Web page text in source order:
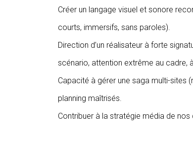
Créer un langage visuel et sonore
courts, immersifs, sans paroles).
Direction d’un réalisateur à forte
scénario, attention extrême au cadre,
Capacité à gérer une saga multi-sites
planning maîtrisés.
Contribuer à la stratégie média de